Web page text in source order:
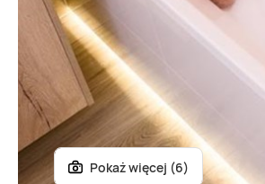
Pokaż więcej (6)